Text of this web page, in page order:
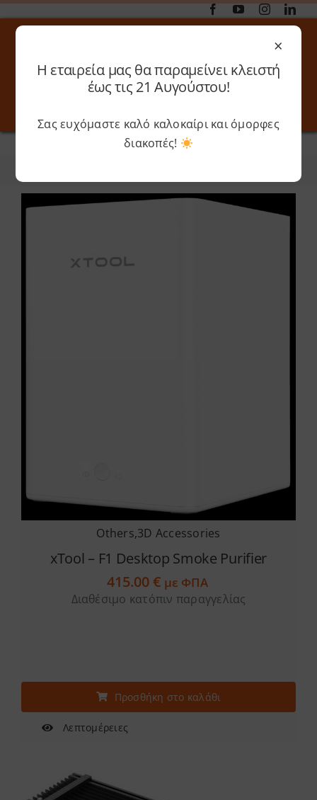
Μετάβαση
στο
Αναζήτηση
Toggle
Online 3D Printing
Outlet
Επικοινωνία
Toggle
Λογαριασμός
Others,3D Accessories
xTool – F1 Desktop Smoke Purifier
415.00€ με ΦΠΑ
Διαθέσιμο κατόπιν παραγγελίας
Προσθήκη στο καλάθι
Λεπτομέρειες
×
Η εταιρεία μας θα παραμείνει κλειστή
έως τις 21 Αυγούστου!
Σας ευχόμαστε καλό καλοκαίρι και όμορφες
διακοπές!